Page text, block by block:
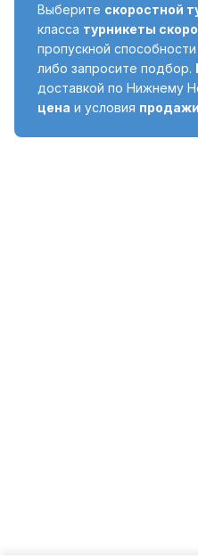
Выберите скоростной
класса турникеты
пропускной
либо запросите подбор.
доставкой по Нижнему
цена и условия продажи